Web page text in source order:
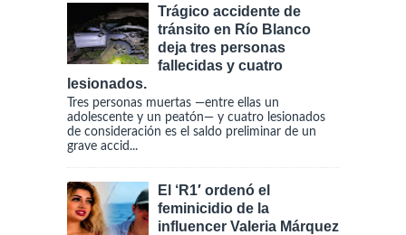
Trágico accidente de
tránsito en Río Blanco
deja tres personas
fallecidas y cuatro
lesionados.
Tres personas muertas —entre ellas un
adolescente y un peatón— y cuatro lesionados
de consideración es el saldo preliminar de un
grave accid...
El ‘R1′ ordenó el
feminicidio de la
influencer Valeria Márquez